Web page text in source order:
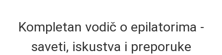
Kompletan vodič o epilatorima -
saveti, iskustva i preporuke